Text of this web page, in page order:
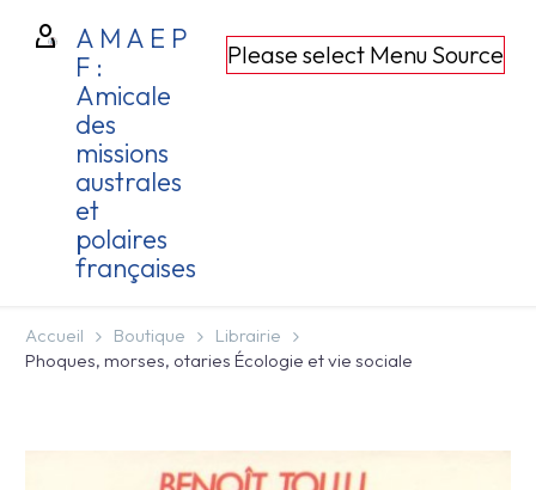
Please select Menu Source
A M A E P
F :
Amicale
des
missions
australes
et
polaires
françaises
Accueil Boutique
Librairie
Phoques, morses, otaries Écologie et vie sociale